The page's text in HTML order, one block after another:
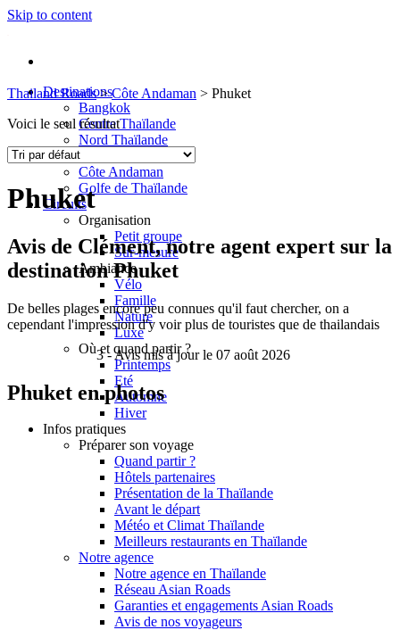
Skip to content
Destinations
Bangkok
Centre Thaïlande
Nord Thaïlande
Est Thaïlande
Côte Andaman
Golfe de Thaïlande
Circuits
Organisation
Petit groupe
Sur-mesure
Ambiance
Vélo
Famille
Nature
Luxe
Où et quand partir ?
Printemps
Eté
Automne
Hiver
Infos pratiques
Préparer son voyage
Quand partir ?
Hôtels partenaires
Présentation de la Thaïlande
Avant le départ
Météo et Climat Thaïlande
Meilleurs restaurants en Thaïlande
Notre agence
Notre agence en Thaïlande
Réseau Asian Roads
Garanties et engagements Asian Roads
Avis de nos voyageurs
Thailand Roads > Côte Andaman > Phuket
Voici le seul résultat
Phuket
Avis de Clément, notre agent expert sur la
destination Phuket
De belles plages encore peu connues qu'il faut chercher, on a
cependant l'impression d'y voir plus de touristes que de thailandais
3- Avis mis à jour le 07 août 2026
Phuket en photos